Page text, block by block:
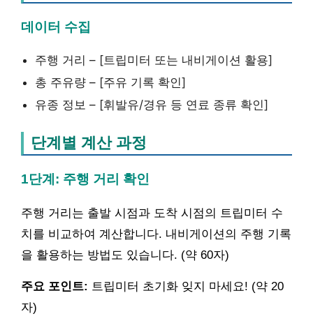
데이터 수집
주행 거리 – [트립미터 또는 내비게이션 활용]
총 주유량 – [주유 기록 확인]
유종 정보 – [휘발유/경유 등 연료 종류 확인]
단계별 계산 과정
1단계: 주행 거리 확인
주행 거리는 출발 시점과 도착 시점의 트립미터 수
치를 비교하여 계산합니다. 내비게이션의 주행 기록
을 활용하는 방법도 있습니다. (약 60자)
주요 포인트: 트립미터 초기화 잊지 마세요! (약 20
자)